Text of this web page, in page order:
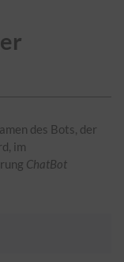
des Bots, der
im
ChatBot